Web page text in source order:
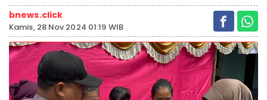
bnews.click
Kamis, 28 Nov 2024 01:19 WIB